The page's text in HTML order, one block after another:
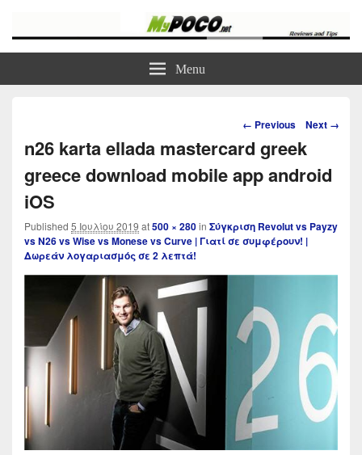
Τα καλύτερα Reviews , Συγκρίσεις , VPN , Webhosting
Menu
Image
navigation
← Previous Next →
n26 karta ellada mastercard greek
greece download mobile app android
iOS
Published 5 Ιουλίου 2019 at500 × 280in Σύγκριση Revolut vs Payzy
vs N26 vs Wise vs Monese vs Curve | Γιατί σε συμφέρουν! |
Δωρεάν λογαριασμός σε 2 λεπτά!